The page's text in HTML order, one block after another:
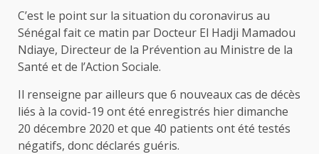
C’est le point sur la situation du coronavirus au
Sénégal fait ce matin par Docteur El Hadji Mamadou
Ndiaye, Directeur de la Prévention au Ministre de la
Santé et de l’Action Sociale.
Il renseigne par ailleurs que 6 nouveaux cas de décès
liés à la covid-19 ont été enregistrés hier dimanche
20 décembre 2020 et que 40 patients ont été testés
négatifs, donc déclarés guéris.